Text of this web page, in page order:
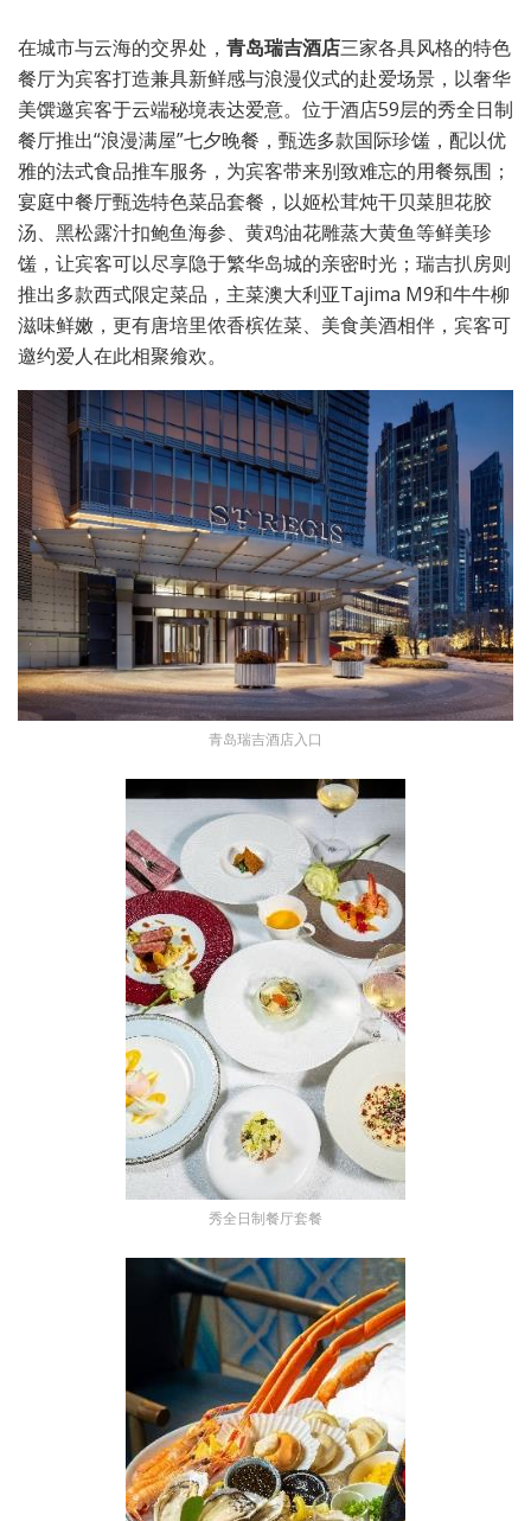
在城市与云海的交界处， 青岛瑞吉酒店三家各具风格的特色
餐厅为宾客打造兼具新鲜感与浪漫仪式的赴爱场景，以奢华
美馔邀宾客于云端秘境表达爱意。位于酒店59层的秀全日制
餐厅推出“浪漫满屋”七夕晚餐，甄选多款国际珍馐，配以优
雅的法式食品推车服务，为宾客带来别致难忘的用餐氛围；
宴庭中餐厅甄选特色菜品套餐，以姬松茸炖干贝菜胆花胶
汤、黑松露汁扣鲍鱼海参、黄鸡油花雕蒸大黄鱼等鲜美珍
馐，让宾客可以尽享隐于繁华岛城的亲密时光；瑞吉扒房则
推出多款西式限定菜品，主菜澳大利亚Tajima M9和牛牛柳
滋味鲜嫩，更有唐培里侬香槟佐菜、美食美酒相伴，宾客可
邀约爱人在此相聚飨欢。
青岛瑞吉酒店入口
秀全日制餐厅套餐